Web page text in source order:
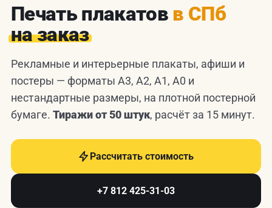
Печать плакатов в СПб
на заказ
Рекламные и интерьерные плакаты, афиши и
постеры — форматы А3, А2, А1, А0 и
нестандартные размеры, на плотной постерной
бумаге. Тиражи от 50 штук, расчёт за 15 минут.
Рассчитать стоимость
+7 812 425-31-03